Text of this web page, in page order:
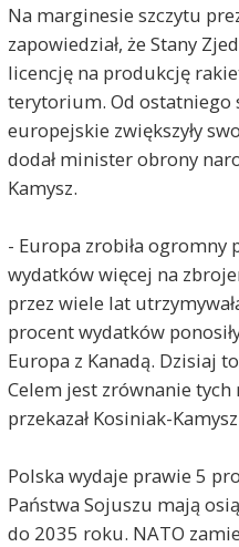
Na marginesie szczytu
zapowiedział, że Stany
licencję na produkcję
terytorium. Od ostatniego
europejskie zwiększyły
dodał minister obrony
Kamysz.
- Europa zrobiła ogromny
wydatków więcej na
przez wiele lat
procent wydatków
Europa z Kanadą. Dzisiaj
Celem jest zrównanie
przekazał Kosiniak-
Polska wydaje prawie 5
Państwa Sojuszu mają
do 2035 roku. NATO